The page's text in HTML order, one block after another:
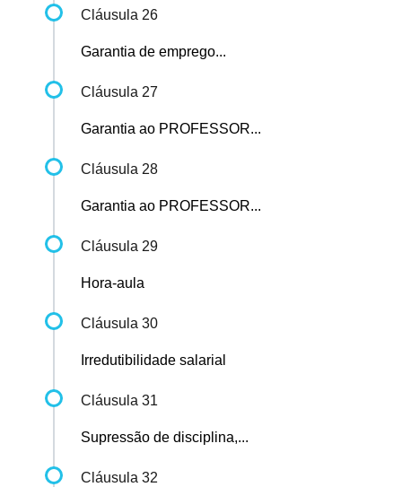
Cláusula 26
Garantia de emprego...
Cláusula 27
Garantia ao PROFESSOR...
Cláusula 28
Garantia ao PROFESSOR...
Cláusula 29
Hora-aula
Cláusula 30
Irredutibilidade salarial
Cláusula 31
Supressão de disciplina,...
Cláusula 32